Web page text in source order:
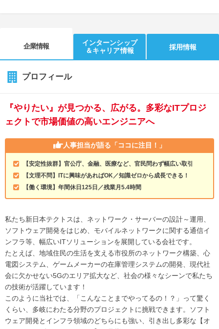
企業情報
インターンシップ
＆キャリア情報
採用情報
プロフィール
『やりたい』が見つかる、広がる。多彩なITプロジ
ェクトで市場価値の高いエンジニアへ
人事担当が語る 「ココに注目！」
【安定性抜群】官公庁、金融、医療など、官民問わず幅広い取引
【文理不問】ITに興味があればOK／知識ゼロから成長できる！
【働く環境】年間休日125日／残業月5.4時間
私たち新日本テクトスは、ネットワーク・サーバーの設計～運用、
ソフトウェア開発をはじめ、モバイルネットワークに関する通信イ
ンフラ等、幅広いITソリューションを展開している会社です。
たとえば、地域住民の生活を支える市役所のネットワーク構築、心
電図システム、ゲームメーカーの在庫管理システムの開発、現代社
会に欠かせない5Gのエリア拡大など、社会の様々なシーンで私たち
の技術が活躍しています！
このように当社では、「こんなことまでやってるの！？」って驚く
くらい、多岐にわたる分野のプロジェクトに挑戦できます。ソフト
ウェア開発とインフラ領域のどちらにも強い、引き出し多彩な【オ